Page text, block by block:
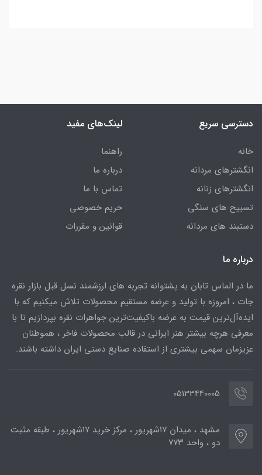
دسترسی سریع
خانه
انگشترهای مردانه
انگشترهای زنانه
تسبیح های سنگی
دستبند های مردانه
لینک‌های مفید
راهنما
درباره ما
تماس با ما
حریم خصوصی
قوانین و مقررات
درباره ما
ما در الماس تابان به پشتوانه تجربه های ارزشمند نسل قبل بازار نقره
جات ، امروزه با تولید و عرضه مستقیم محصولات تلاش میکنیم که با
ایده‌آل‌ترین قیمت به عرضه باکیفیت‌ترین جواهرات نقره بپردازیم تا با
معرفی هرچه بیشتر هنر ایرانی در قالب محصولات فاخر ، هموطنان
عزیزمان سهمی بیشتری از استفاده صنایع دستی ایران داشته باشند.
05133440005
مشهد ، میدان ۱۷شهریور ، مرکز خرید ۱۷شهریور ، طبقه مثبت
دو ، واحد ۷۷۳